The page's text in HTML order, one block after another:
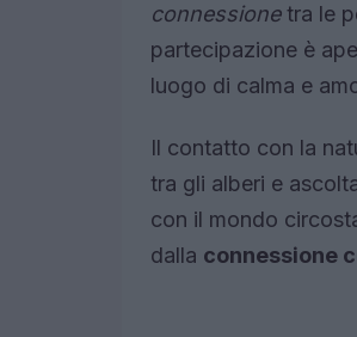
connessionetra le
partecipazione è
luogo di calma e
Il contatto con la
tra gli alberi e
con il mondo
dalla connessione